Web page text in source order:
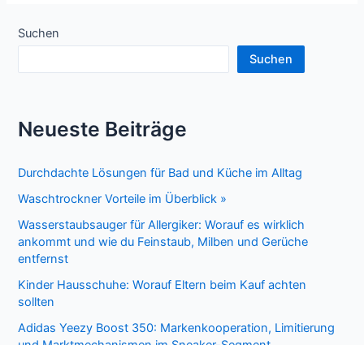
Laptops
Suchen
Suchen
Neueste Beiträge
Durchdachte Lösungen für Bad und Küche im Alltag
Waschtrockner Vorteile im Überblick »
Wasserstaubsauger für Allergiker: Worauf es wirklich
ankommt und wie du Feinstaub, Milben und Gerüche
entfernst
Kinder Hausschuhe: Worauf Eltern beim Kauf achten
sollten
Adidas Yeezy Boost 350: Markenkooperation, Limitierung